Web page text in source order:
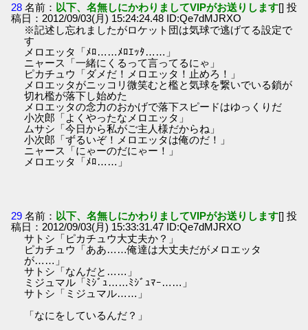
28 名前： 以下、名無しにかわりましてVIPがお送りします[] 投
稿日：2012/09/03(月) 15:24:24.48 ID:Qe7dMJRXO
※記述し忘れましたがロケット団は気球で逃げてる設定で
す
メロエッタ「ﾒﾛ……ﾒﾛｴｯﾀ……」
ニャース「一緒にくるって言ってるにゃ」
ピカチュウ「ダメだ！メロエッタ！止めろ！」
メロエッタがニッコリ微笑むと檻と気球を繋いでいる鎖が
切れ檻が落下し始めた
メロエッタの念力のおかげで落下スピードはゆっくりだ
小次郎「よくやったなメロエッタ」
ムサシ「今日から私がご主人様だからね」
小次郎「ずるいぞ！メロエッタは俺のだ！」
ニャース「にゃーのだにゃー！」
メロエッタ「ﾒﾛ……」
29 名前： 以下、名無しにかわりましてVIPがお送りします[] 投
稿日：2012/09/03(月) 15:33:31.47 ID:Qe7dMJRXO
サトシ「ピカチュウ大丈夫か？」
ピカチュウ「ああ……俺達は大丈夫だがメロエッタ
が……」
サトシ「なんだと……」
ミジュマル「ﾐｼﾞｭ……ﾐｼﾞｭﾏｰ……」
サトシ「ミジュマル……」
「なにをしているんだ？」